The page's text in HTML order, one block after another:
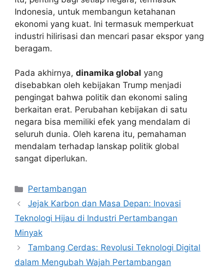
Indonesia, untuk membangun ketahanan
ekonomi yang kuat. Ini termasuk memperkuat
industri hilirisasi dan mencari pasar ekspor yang
beragam.
Pada akhirnya, dinamika global yang
disebabkan oleh kebijakan Trump menjadi
pengingat bahwa politik dan ekonomi saling
berkaitan erat. Perubahan kebijakan di satu
negara bisa memiliki efek yang mendalam di
seluruh dunia. Oleh karena itu, pemahaman
mendalam terhadap lanskap politik global
sangat diperlukan.
Kategori
Pertambangan
Jejak Karbon dan Masa Depan: Inovasi
Teknologi Hijau di Industri Pertambangan
Minyak
Tambang Cerdas: Revolusi Teknologi Digital
dalam Mengubah Wajah Pertambangan